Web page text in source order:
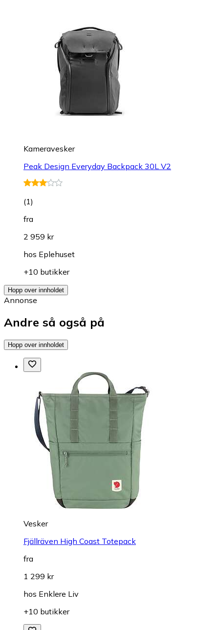
Kameravesker
Peak Design Everyday Backpack 30L V2
(1)
fra
2 959 kr
hos Eplehuset
+10 butikker
Hopp over innholdet
Annonse
Andre så også på
Hopp over innholdet
Vesker
Fjällräven High Coast Totepack
fra
1 299 kr
hos Enklere Liv
+10 butikker